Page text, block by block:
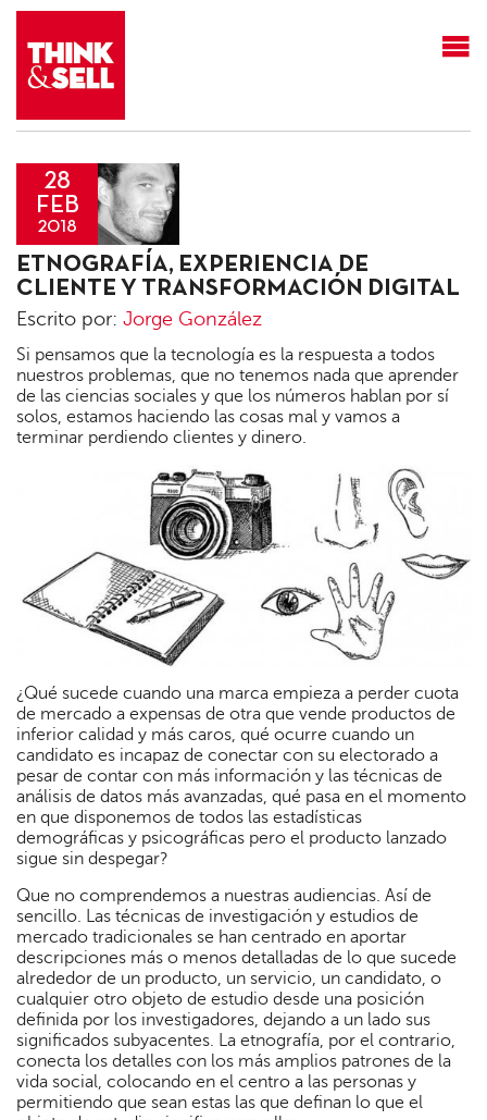
THINK&SELL
28
FEB
2018
Jorge
González
ETNOGRAFÍA, EXPERIENCIA DE
CLIENTE Y TRANSFORMACIÓN DIGITAL
Escrito por: Jorge González
Si pensamos que la tecnología es la respuesta a todos
nuestros problemas, que no tenemos nada que aprender
de las ciencias sociales y que los números hablan por sí
solos, estamos haciendo las cosas mal y vamos a
terminar perdiendo clientes y dinero.
¿Qué sucede cuando una marca empieza a perder cuota
de mercado a expensas de otra que vende productos de
inferior calidad y más caros, qué ocurre cuando un
candidato es incapaz de conectar con su electorado a
pesar de contar con más información y las técnicas de
análisis de datos más avanzadas, qué pasa en el momento
en que disponemos de todos las estadísticas
demográficas y psicográficas pero el producto lanzado
sigue sin despegar?
Que no comprendemos a nuestras audiencias. Así de
sencillo. Las técnicas de investigación y estudios de
mercado tradicionales se han centrado en aportar
descripciones más o menos detalladas de lo que sucede
alrededor de un producto, un servicio, un candidato, o
cualquier otro objeto de estudio desde una posición
definida por los investigadores, dejando a un lado sus
significados subyacentes. La etnografía, por el contrario,
conecta los detalles con los más amplios patrones de la
vida social, colocando en el centro a las personas y
permitiendo que sean estas las que definan lo que el